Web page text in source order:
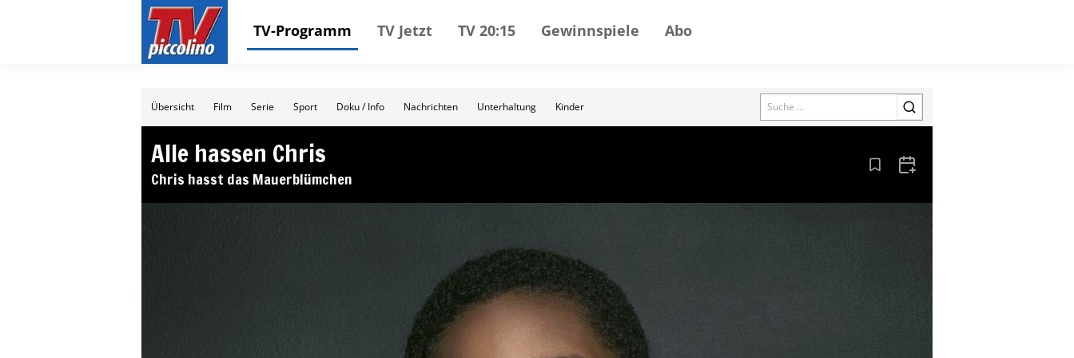
TV-Programm TV Jetzt TV 20:15 Gewinnspiele Abo
Übersicht Film Serie Sport Doku / Info Nachrichten Unterhaltung Kinder Search
Alle hassen Chris
Chris hasst das Mauerblümchen Aus den Lesezeichen entfernen
Zum Kalender hinzufügen